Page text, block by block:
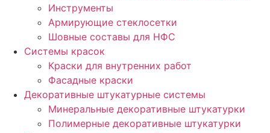
Инструменты
Армирующие стеклосетки
Шовные составы для НФС
Cистемы красок
Краски для внутренних работ
Фасадные краски
Декоративные штукатурные системы
Минеральные декоративные штукатурки
Полимерные декоративные штукатурки